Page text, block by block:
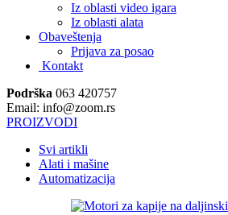
Iz oblasti video igara
Iz oblasti alata
Obaveštenja
Prijava za posao
Kontakt
Podrška 063 420757
Email: info@zoom.rs
PROIZVODI
Svi artikli
Alati i mašine
Automatizacija